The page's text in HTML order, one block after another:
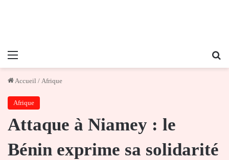
Menu
Accueil / Afrique
Afrique
Attaque à Niamey : le
Bénin exprime sa solidarité